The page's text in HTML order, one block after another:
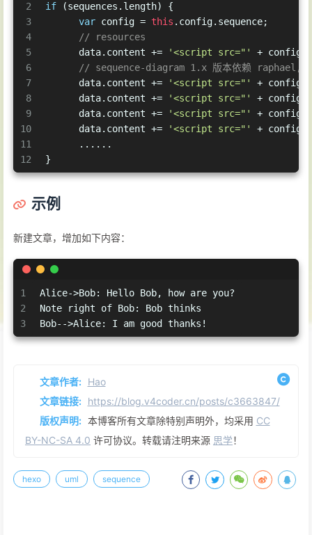
2
3
4
5
6
7
8
9
10
11
12
if (sequences. length) {
var config = this . config. sequence;
// resources
      data.
content += '<script src="' + config.
// sequence-diagram 1.x 版本依赖 raphael,
      data.
content += '<script src="' + config.
      data.
content += '<script src="' + config.
      data.
content += '<script src="' + config.
      data.
content += '<script src="' + config.
      ......
}
示例
新建文章，增加如下内容：
1
2
3
Alice->Bob: Hello Bob, how are you?
Note right of Bob: Bob thinks
Bob-->Alice: I am good thanks!
文章作者: Hao
文章链接: https://blog.v4coder.cn/posts/c3663847/
版权声明: 本博客所有文章除特别声明外，均采用 CC
BY-NC-SA 4.0 许可协议。转载请注明来源 思学！
hexo uml sequence